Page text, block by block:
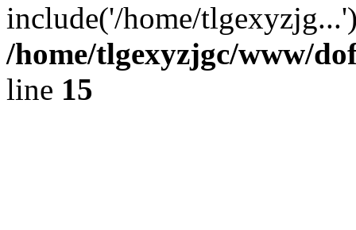
include('/home/
/home/tlgexyzjgc/www/
line 15